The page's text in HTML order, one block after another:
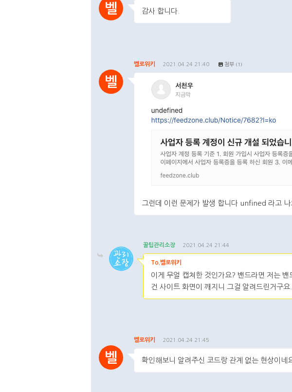
벨 감사 합니다.
벨
벨로위키 2021.04.24 21:40 첨부 (1)
그런데 이런 문제가 발생 합니다 unfined 라고 나
꿀팁관리소장 2021.04.24 21:44
To.벨로위키
이게 무얼 캡쳐한 것인가요? 밴드라면 저는
건 사이트 화면이 깨지니 그걸 알려드린거구요.
벨
벨로위키 2021.04.24 21:45
확인해보니 알려주신 코드랑 관계 없는 현상이네